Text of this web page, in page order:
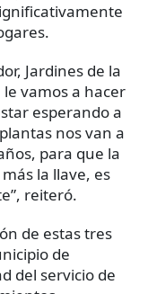
Jardines de la
vamos a hacer
esperando a
nos van a
para que la
la llave, es
reiteró.
de estas tres
de
del servicio de